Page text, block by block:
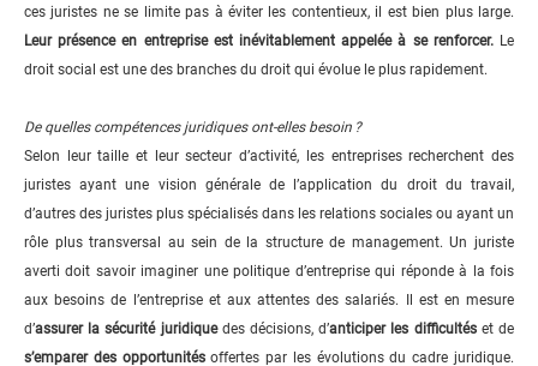
ces juristes ne se limite pas à éviter les contentieux, il est bien plus large.
Leur présence en entreprise est inévitablement appelée à se renforcer.Le
droit social est une des branches du droit qui évolue le plus rapidement.
De quelles compétences juridiques ont-elles besoin ?
Selon leur taille et leur secteur d’activité, les entreprises recherchent des
juristes ayant une vision générale de l’application du droit du travail,
d’autres des juristes plus spécialisés dans les relations sociales ou ayant un
rôle plus transversal au sein de la structure de management. Un juriste
averti doit savoir imaginer une politique d’entreprise qui réponde à la fois
aux besoins de l’entreprise et aux attentes des salariés. Il est en mesure
d’assurer la sécurité juridiquedes décisions, d’anticiper les difficultéset de
s’emparer des opportunitésoffertes par les évolutions du cadre juridique.